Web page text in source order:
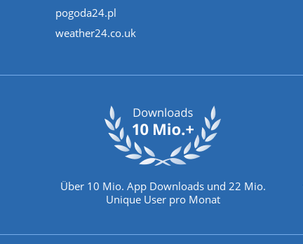
pogoda24.pl
weather24.co.uk
Über 10 Mio. App Downloads und 22 Mio.
Unique User pro Monat